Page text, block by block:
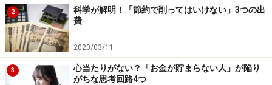
2
科学が解明！「節約で削ってはいけない」3つの出
費
2020/03/11
3
心当たりがない？「お金が貯まらない人」が陥り
がちな思考回路4つ